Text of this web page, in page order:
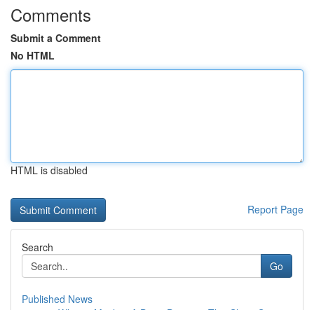
Comments
Submit a Comment
No HTML
HTML is disabled
Report Page
Search
Go
Published News